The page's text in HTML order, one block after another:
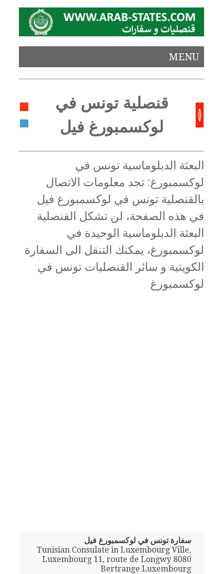
MENU
قنصلية تونس في
لوكسمبورغ فيل
البعثة الدبلوماسية تونس في
لوكسمبورغ: تجد معلومات الاتصال
بالقنصلية تونس في لوكسمبورغ فيل
في هذه الصفحة، لن تشكل القنصلية
البعثة الدبلوماسية الوحيدة في
لوكسمبورغ، يمكنك التنقل الى السفارة
الكويتية و سائر القنصليات تونس في
لوكسمبورغ
سفارة تونس في لوكسمبورغ فيل
Tunisian Consulate in Luxembourg Ville,
Luxembourg 11, route de Longwy 8080
Bertrange Luxembourg